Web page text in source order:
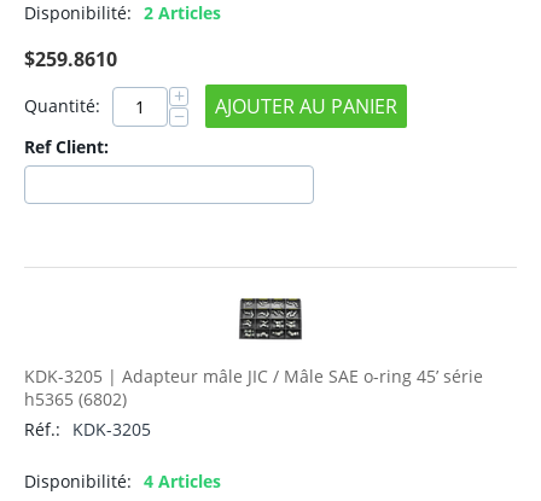
Disponibilité: 2 Articles
$259.8610
Quantité: +
− AJOUTER AU PANIER
Ref Client:
KDK-3205 | Adapteur mâle JIC / Mâle SAE o-ring 45’ série
h5365 (6802)
Réf.:
KDK-3205
Disponibilité: 4 Articles